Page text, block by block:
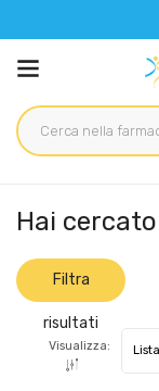
Home Marche
Hai
Filtra
risultati
Visualizza: